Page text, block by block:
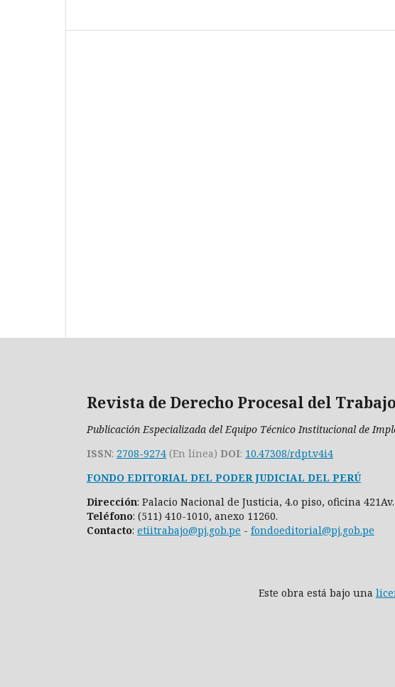
Revista de Derecho Procesal del Trabajo
Publicación Especializada del Equipo Técnico Institucional de
ISSN: 2708-9274 (En línea) DOI: 10.47308/rdpt.v4i4
FONDO EDITORIAL DEL PODER JUDICIAL DEL PERÚ
Dirección: Palacio Nacional de Justicia, 4.o piso, oficina
Teléfono: (511) 410-1010, anexo 11260.
Contacto: etiitrabajo@pj.gob.pe - fondoeditorial@pj.gob.pe
Este obra está bajo una